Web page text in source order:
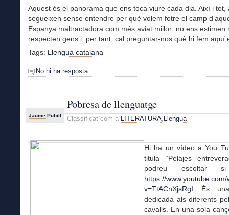
Aquest és el panorama que ens toca viure cada dia. Així i tot,
segueixen sense entendre per què volem fotre el camp
Espanya maltractadora com més aviat millor: no ens estimen
respecten gens i, per tant, cal preguntar-nos què hi fem aquí
Tags: Llengua catalana
No hi ha resposta
Jaume Pubill
Pobresa de llenguatge
Classificat com a LITERATURA, Llengua
Hi ha un vídeo a You
titula “Pelajes
podreu escoltar
https://www.youtube.com/
v=TtACnXjsRgI És una
dedicada als diferents
cavalls. En una sola